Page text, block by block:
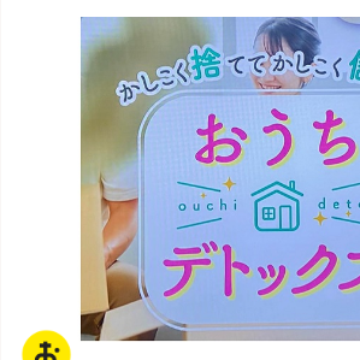
スタッフ活動日誌